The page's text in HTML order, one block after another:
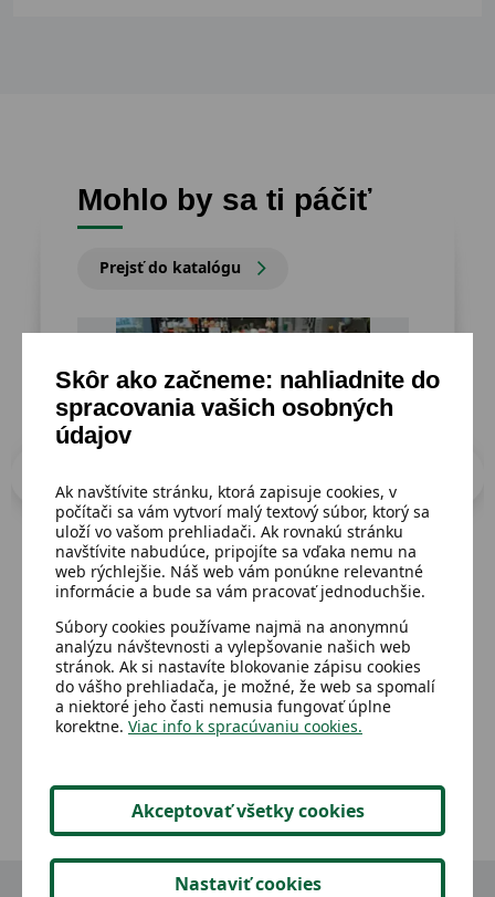
Mohlo by sa ti páčiť
Prejsť do katalógu
Dostupný
Váha,Silva 2 max. DO 13KG
Detail 7,68 €
Skôr ako začneme: nahliadnite do
spracovania vašich osobných
údajov
Ak navštívite stránku, ktorá zapisuje cookies, v
počítači sa vám vytvorí malý textový súbor, ktorý sa
uloží vo vašom prehliadači. Ak rovnakú stránku
navštívite nabudúce, pripojíte sa vďaka nemu na
web rýchlejšie. Náš web vám ponúkne relevantné
informácie a bude sa vám pracovať jednoduchšie.
Súbory cookies používame najmä na anonymnú
analýzu návštevnosti a vylepšovanie našich web
stránok. Ak si nastavíte blokovanie zápisu cookies
do vášho prehliadača, je možné, že web sa spomalí
a niektoré jeho časti nemusia fungovať úplne
korektne. Viac info k spracúvaniu cookies.
Akceptovať všetky cookies
Nastaviť cookies